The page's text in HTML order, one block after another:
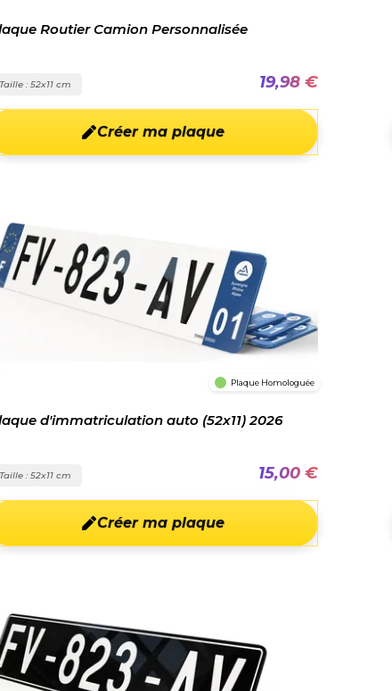
Routier Camion Personnalisée
: 52x11 cm 19,98 €
Créer ma plaque
Plaque Homologuée
d'immatriculation auto (52x11) 2026
: 52x11 cm 15,00 €
Créer ma plaque